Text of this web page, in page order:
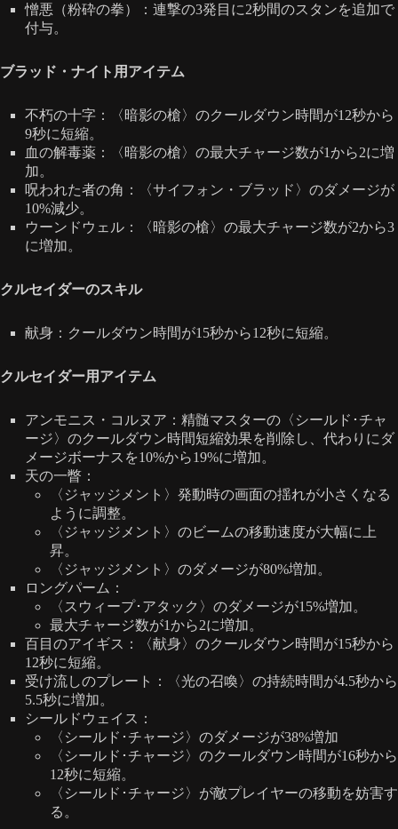
憎悪（粉砕の拳）：連撃の3発目に2秒間のスタンを追加で
付与。
ブラッド・ナイト用アイテム
不朽の十字：〈暗影の槍〉のクールダウン時間が12秒から
9秒に短縮。
血の解毒薬：〈暗影の槍〉の最大チャージ数が1から2に増
加。
呪われた者の角：〈サイフォン・ブラッド〉のダメージが
10%減少。
ウーンドウェル：〈暗影の槍〉の最大チャージ数が2から3
に増加。
クルセイダーのスキル
献身：クールダウン時間が15秒から12秒に短縮。
クルセイダー用アイテム
アンモニス・コルヌア：精髄マスターの〈シールド･チャ
ージ〉のクールダウン時間短縮効果を削除し、代わりにダ
メージボーナスを10%から19%に増加。
天の一瞥：
〈ジャッジメント〉発動時の画面の揺れが小さくなる
ように調整。
〈ジャッジメント〉のビームの移動速度が大幅に上
昇。
〈ジャッジメント〉のダメージが80%増加。
ロングパーム：
〈スウィープ･アタック〉のダメージが15%増加。
最大チャージ数が1から2に増加。
百目のアイギス：〈献身〉のクールダウン時間が15秒から
12秒に短縮。
受け流しのプレート：〈光の召喚〉の持続時間が4.5秒から
5.5秒に増加。
シールドウェイス：
〈シールド･チャージ〉のダメージが38%増加
〈シールド･チャージ〉のクールダウン時間が16秒から
12秒に短縮。
〈シールド･チャージ〉が敵プレイヤーの移動を妨害す
る。